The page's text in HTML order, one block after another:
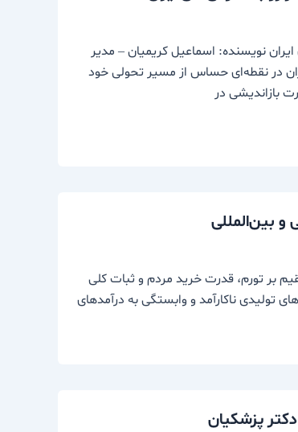
نویسنده: اسماعیل کریمیان – مدیر
۱۴۰۴ فرارسیده و روابط‌عمومی ایران در نقطه‌ای حساس از مسیر تحولی خود
بازاندیشی در
بین‌المللی
بر تورم، قدرت خرید مردم و ثبات کلی
تولیدی ناکارآمد و وابستگی به درآمدهای
پزشکیان